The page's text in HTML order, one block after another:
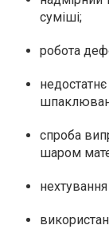
суміші;
робота
спроба
шаром